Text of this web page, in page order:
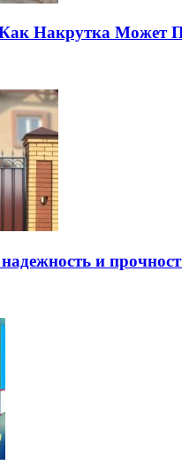
Как Накрутка
и